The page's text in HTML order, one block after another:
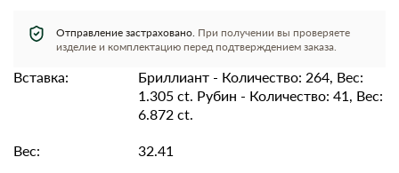
Отправление застраховано. При получении вы проверяете
изделие и комплектацию перед подтверждением заказа.
Вставка:
Бриллиант - Количество: 264, Вес:
1.305 ct. Рубин - Количество: 41, Вес:
6.872 ct.
Вес:
32.41